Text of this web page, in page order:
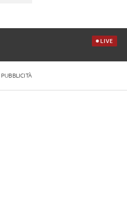
LIVE
PUBBLICITÀ